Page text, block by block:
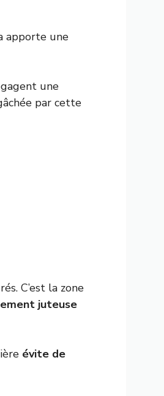
apporte une
une
par cette
C’est la zone
juteuse
évite de